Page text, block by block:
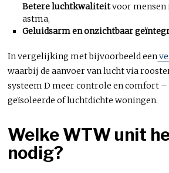
Betere luchtkwaliteitvoor mensen
astma,
Geluidsarm en onzichtbaar
In vergelijking met bijvoorbeeld een
waarbij de aanvoer van lucht via
systeem D meer controle en comfort
geïsoleerde of luchtdichte woningen.
Welke WTW unit
nodig?